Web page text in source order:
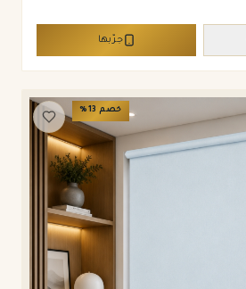
جرّبها
خصم 13
%